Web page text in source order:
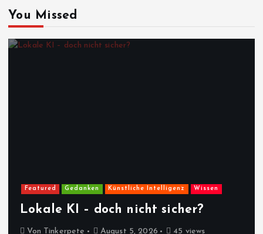
You Missed
Featured Gedanken Künstliche Intelligenz Wissen
Lokale KI – doch nicht sicher?
Von Tinkerpete August 5, 2026 45 views